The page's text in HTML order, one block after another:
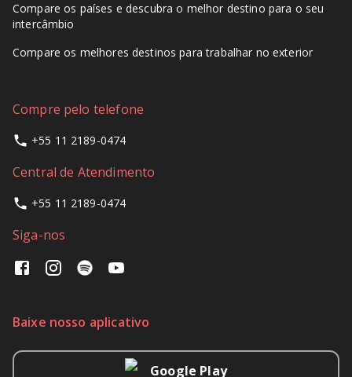
Compare os países e descubra o melhor destino para o seu
intercâmbio
Compare os melhores destinos para trabalhar no exterior
Compre pelo telefone
+55 11 2189-0474
Central de Atendimento
+55 11 2189-0474
Siga-nos
Baixe nosso aplicativo
Google Play